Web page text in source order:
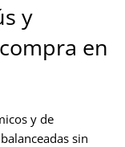
y
en
y de
sin